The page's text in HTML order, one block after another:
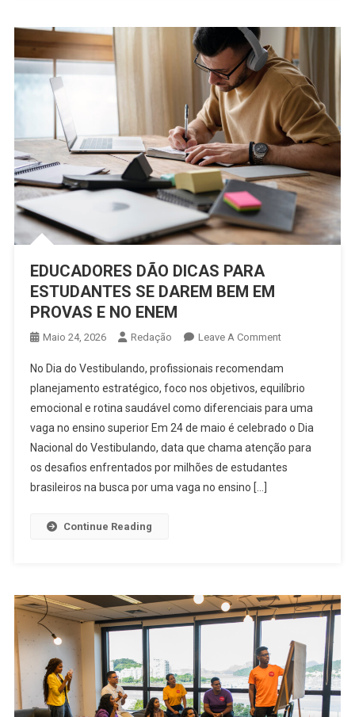
EDUCADORES DÃO DICAS PARA
ESTUDANTES SE DAREM BEM EM
PROVAS E NO ENEM
Maio 24, 2026 Redação Leave A CommentOn
DÃO
DICAS
PARA
ESTUDANTES
SE
DAREM
No Dia do Vestibulando, profissionais recomendam
planejamento estratégico, foco nos objetivos, equilíbrio
emocional e rotina saudável como diferenciais para uma
vaga no ensino superior Em 24 de maio é celebrado o Dia
Nacional do Vestibulando, data que chama atenção para
os desafios enfrentados por milhões de estudantes
brasileiros na busca por uma vaga no ensino […]
Continue Reading